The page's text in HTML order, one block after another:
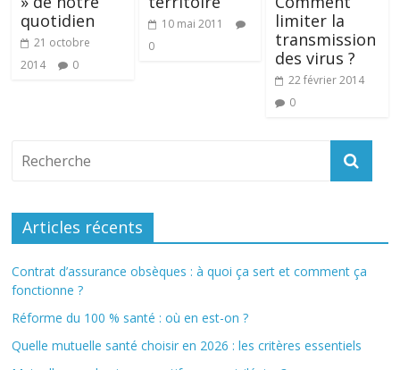
quotidien
21 octobre
2014
0
10 mai 2011
0
limiter la
transmission
des virus ?
22 février 2014
0
Articles récents
Contrat d’assurance obsèques : à quoi ça sert et comment ça
fonctionne ?
Réforme du 100 % santé : où en est-on ?
Quelle mutuelle santé choisir en 2026 : les critères essentiels